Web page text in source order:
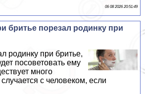
06 08 2026 20:51:49
бритье порезал родинку при
родинку при бритье,
посоветовать ему
много
с человеком, если